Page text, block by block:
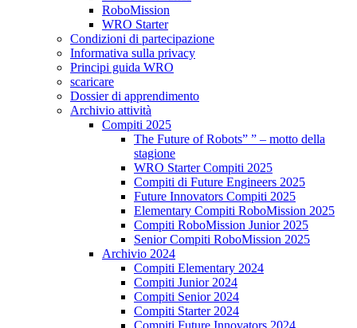
RoboMission
WRO Starter
Condizioni di partecipazione
Informativa sulla privacy
Principi guida WRO
scaricare
Dossier di apprendimento
Archivio attività
Compiti 2025
The Future of Robots” ” – motto della
stagione
WRO Starter Compiti 2025
Compiti di Future Engineers 2025
Future Innovators Compiti 2025
Elementary Compiti RoboMission 2025
Compiti RoboMission Junior 2025
Senior Compiti RoboMission 2025
Archivio 2024
Compiti Elementary 2024
Compiti Junior 2024
Compiti Senior 2024
Compiti Starter 2024
Compiti Future Innovators 2024